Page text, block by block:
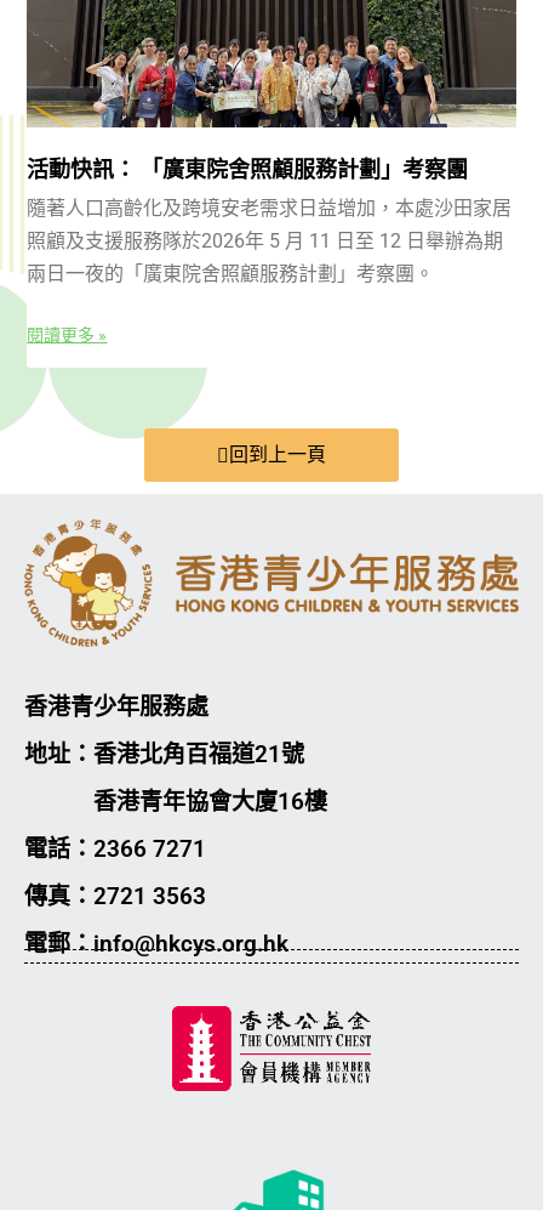
活動快訊： 「廣東院舍照顧服務計劃」考察團
隨著人口高齡化及跨境安老需求日益增加，本處沙田家居
照顧及支援服務隊於2026年 5 月 11 日至 12 日舉辦為期
兩日一夜的「廣東院舍照顧服務計劃」考察團。
閱讀更多 »
回到上一頁
香港青少年服務處
地址：香港北角百福道21號
香港青年協會大廈16樓
電話：2366 7271
傳真：2721 3563
電郵：info@hkcys.org.hk